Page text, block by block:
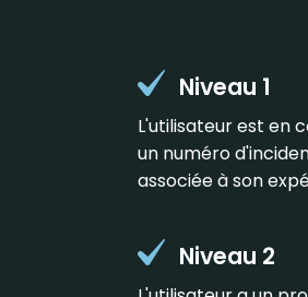
Niveau 1
L'utilisateur est en
un numéro
associée à son
Niveau 2